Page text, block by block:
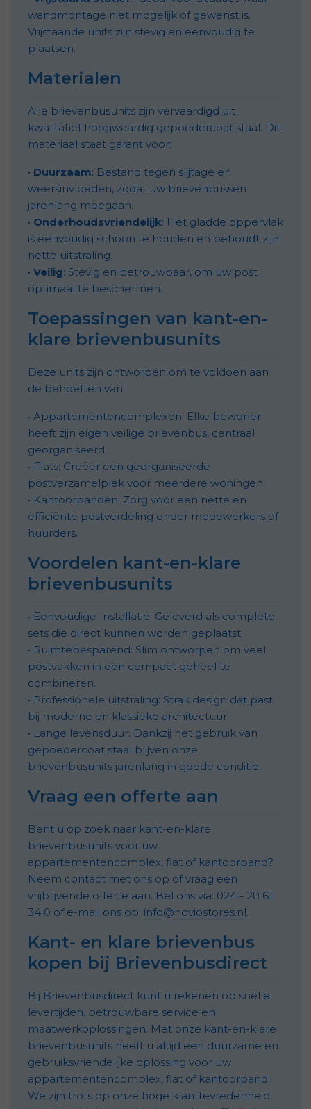
wandmontage niet mogelijk of gewenst is.
Vrijstaande units zijn stevig en eenvoudig te
plaatsen.
Materialen
Alle brievenbusunits zijn vervaardigd uit
kwalitatief hoogwaardig gepoedercoat staal. Dit
materiaal staat garant voor:
• Duurzaam: Bestand tegen slijtage en
weersinvloeden, zodat uw brievenbussen
jarenlang meegaan.
• Onderhoudsvriendelijk: Het gladde oppervlak
is eenvoudig schoon te houden en behoudt zijn
nette uitstraling.
• Veilig: Stevig en betrouwbaar, om uw post
optimaal te beschermen.
Toepassingen van kant-en-
klare brievenbusunits
Deze units zijn ontworpen om te voldoen aan
de behoeften van:
• Appartementencomplexen: Elke bewoner
heeft zijn eigen veilige brievenbus, centraal
georganiseerd.
• Flats: Creëer een georganiseerde
postverzamelplek voor meerdere woningen.
• Kantoorpanden: Zorg voor een nette en
efficiënte postverdeling onder medewerkers of
huurders.
Voordelen kant-en-klare
brievenbusunits
• Eenvoudige Installatie: Geleverd als complete
sets die direct kunnen worden geplaatst.
• Ruimtebesparend: Slim ontworpen om veel
postvakken in een compact geheel te
combineren.
• Professionele uitstraling: Strak design dat past
bij moderne en klassieke architectuur.
• Lange levensduur: Dankzij het gebruik van
gepoedercoat staal blijven onze
brievenbusunits jarenlang in goede conditie.
Vraag een offerte aan
Bent u op zoek naar kant-en-klare
brievenbusunits voor uw
appartementencomplex, flat of kantoorpand?
Neem contact met ons op of vraag een
vrijblijvende offerte aan. Bel ons via: 024 - 20 61
34 0 of e-mail ons op: info@noviostores.nl.
Kant- en klare brievenbus
kopen bij Brievenbusdirect
Bij Brievenbusdirect kunt u rekenen op snelle
levertijden, betrouwbare service en
maatwerkoplossingen. Met onze kant-en-klare
brievenbusunits heeft u altijd een duurzame en
gebruiksvriendelijke oplossing voor uw
appartementencomplex, flat of kantoorpand.
We zijn trots op onze hoge klanttevredenheid